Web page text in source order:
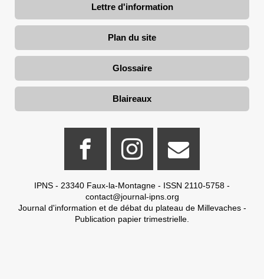
Lettre d'information
Plan du site
Glossaire
Blaireaux
IPNS - 23340 Faux-la-Montagne - ISSN 2110-5758 -
contact@journal-ipns.org
Journal d'information et de débat du plateau de Millevaches -
Publication papier trimestrielle.